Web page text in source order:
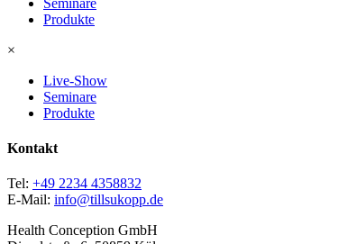
Produkte
×
Live-Show
Seminare
Produkte
Kontakt
Tel: +49 2234 4358832
E-Mail: info@tillsukopp.de
Health Conception GmbH